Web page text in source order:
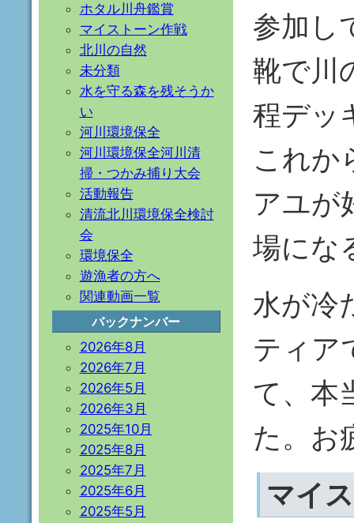
参加し
靴で川
程デッ
これか
アユが
場にな
水が冷
ティア
て、本
た。お
マイ
ホタル川舟鑑賞
マイストーン作戦
北川の自然
未分類
水を守る森を残そうか
い
河川環境保全
河川環境保全河川清
掃・つかみ捕り大会
活動報告
清流北川環境保全検討
会
環境保全
遊漁者の方へ
関連動画一覧
バックナンバー
2026年8月
2026年7月
2026年5月
2026年3月
2025年10月
2025年8月
2025年7月
2025年6月
2025年5月